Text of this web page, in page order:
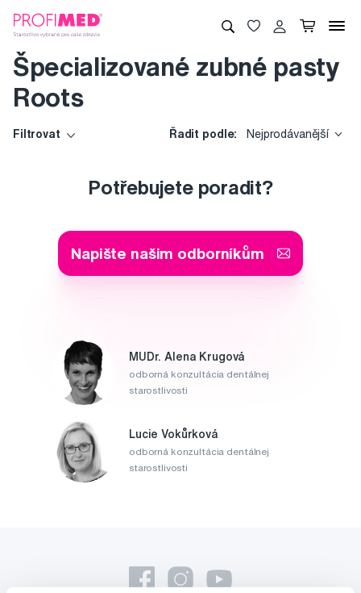
Špecializované zubné pasty
Roots
Filtrovat Řadit podle: Nejprodávanější
Potřebujete poradit?
Napište našim odborníkům
MUDr. Alena Krugová
odborná konzultácia dentálnej
starostlivosti
Lucie Vokůrková
odborná konzultácia dentálnej
starostlivosti